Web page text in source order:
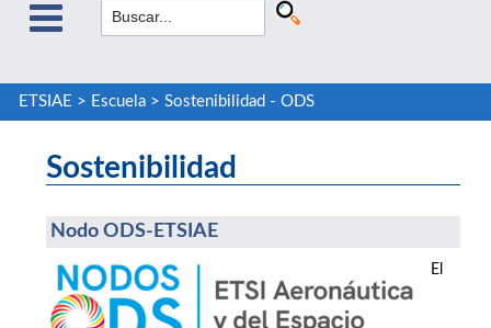
ETSIAE > Escuela> Sostenibilidad - ODS
Sostenibilidad
Nodo ODS-ETSIAE
El